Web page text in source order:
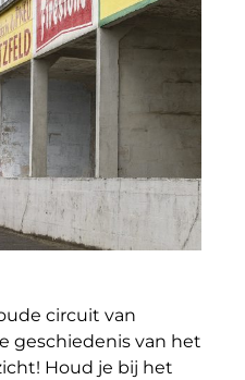
circuit van
geschiedenis van het
Houd je bij het